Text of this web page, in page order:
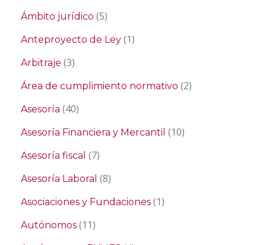
Ámbito jurídico (5)
Anteproyecto de Ley (1)
Arbitraje (3)
Área de cumplimiento normativo (2)
Asesoría (40)
Asesoría Financiera y Mercantil (10)
Asesoría fiscal (7)
Asesoría Laboral (8)
Asociaciones y Fundaciones (1)
Autónomos (11)